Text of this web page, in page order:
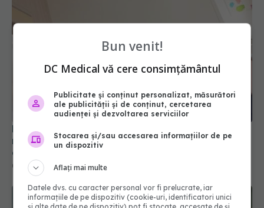
Laura Cosoi, mărturie emoționantă după
nașterea celui de-al cincilea copil: Aș putea naște
de o mie de ori
02 aug 2026, 14:06
Bun venit!
DC Medical vă cere consimțământul
Publicitate și conținut personalizat, măsurători
ale publicității și de conținut, cercetarea
audienței și dezvoltarea serviciilor
Stocarea și/sau accesarea informațiilor de pe
un dispozitiv
Aflați mai multe
Datele dvs. cu caracter personal vor fi prelucrate, iar
informațiile de pe dispozitiv (cookie-uri, identificatori unici